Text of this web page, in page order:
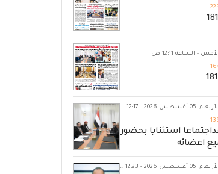
- الساعة 12:11 ص
05 أغسطس 2026 - 12:17 ص
استثنايا بحضور
اعضائه
05 أغسطس 2026 - 12:23 ص